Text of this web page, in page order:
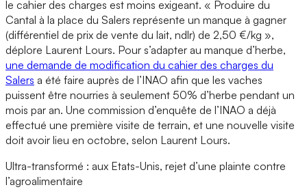
le cahier des charges est moins exigeant. « Produire du
Cantal à la place du Salers représente un manque à gagner
(différentiel de prix de vente du lait, ndlr) de 2,50 €/kg »,
déplore Laurent Lours. Pour s’adapter au manque d’herbe,
une demande de modification du cahier des charges du
Salers a été faire auprès de l’INAO afin que les vaches
puissent être nourries à seulement 50% d’herbe pendant un
mois par an. Une commission d’enquête de l’INAO a déjà
effectué une première visite de terrain, et une nouvelle visite
doit avoir lieu en octobre, selon Laurent Lours.
Ultra-transformé : aux Etats-Unis, rejet d’une plainte contre
l’agroalimentaire